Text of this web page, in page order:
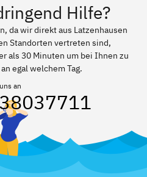
Hilfe?
da wir direkt aus Latzenhausen
Standorten vertreten sind,
als 30 Minuten um bei Ihnen zu
egal welchem Tag.
an